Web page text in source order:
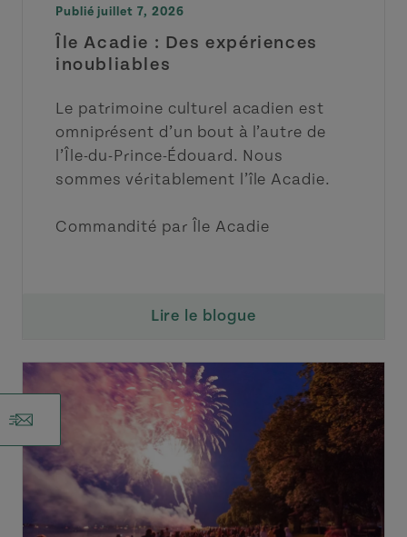
Publié juillet 7, 2026
Île Acadie : Des expériences
inoubliables
Le patrimoine culturel acadien est
omniprésent d’un bout à l’autre de
l’Île-du-Prince-Édouard. Nous
sommes véritablement l’île Acadie.
Commandité par Île Acadie
Lire le blogue